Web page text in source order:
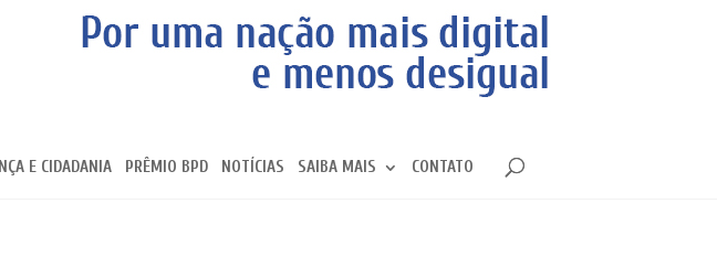
E CIDADANIA PRÊMIO BPD NOTÍCIAS SAIBA MAIS CONTATO